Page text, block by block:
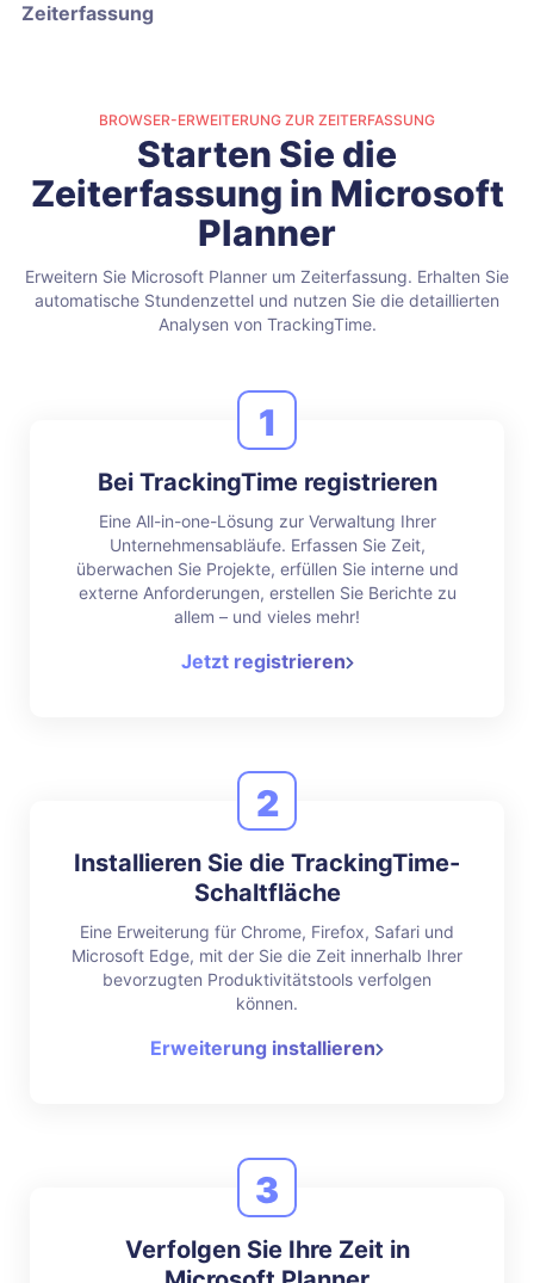
Zeiterfassung
BROWSER-ERWEITERUNG ZUR ZEITERFASSUNG
Starten Sie die
Zeiterfassung in Microsoft
Planner
Erweitern Sie Microsoft Planner um Zeiterfassung. Erhalten Sie
automatische Stundenzettel und nutzen Sie die detaillierten
Analysen von TrackingTime.
1
Bei TrackingTime registrieren
Eine All-in-one-Lösung zur Verwaltung Ihrer
Unternehmensabläufe. Erfassen Sie Zeit,
überwachen Sie Projekte, erfüllen Sie interne und
externe Anforderungen, erstellen Sie Berichte zu
allem – und vieles mehr!
Jetzt registrieren
2
Installieren Sie die TrackingTime-
Schaltfläche
Eine Erweiterung für Chrome, Firefox, Safari und
Microsoft Edge, mit der Sie die Zeit innerhalb Ihrer
bevorzugten Produktivitätstools verfolgen
können.
Erweiterung installieren
3
Verfolgen Sie Ihre Zeit in